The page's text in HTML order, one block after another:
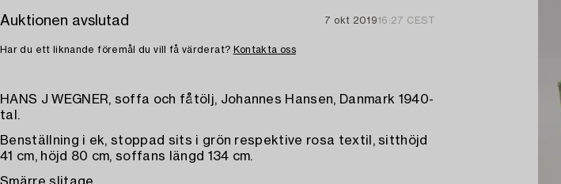
Auktionen avslutad
7 okt 201916:27 CEST
Har du ett liknande föremål du vill få värderat? Kontakta oss
HANS J WEGNER, soffa och fåtölj, Johannes Hansen, Danmark 1940-
tal.
Benställning i ek, stoppad sits i grön respektive rosa textil, sitthöjd
41 cm, höjd 80 cm, soffans längd 134 cm.